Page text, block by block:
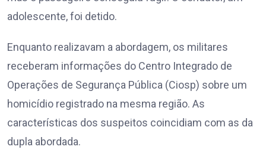
adolescente, foi detido.
Enquanto realizavam a abordagem, os militares
receberam informações do Centro Integrado de
Operações de Segurança Pública (Ciosp) sobre um
homicídio registrado na mesma região. As
características dos suspeitos coincidiam com as da
dupla abordada.